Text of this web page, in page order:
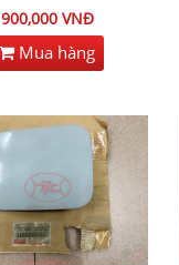
900,000 VNĐ
Mua hàng